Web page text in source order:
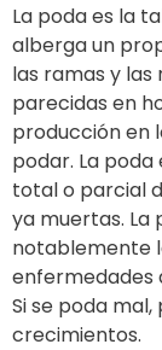
La poda es la
alberga un
las ramas y
parecidas en
producción en
podar. La
total o parcial
ya muertas. La
notablemente
enfermedades
Si se poda
crecimientos.